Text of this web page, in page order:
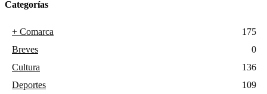
Categorías
+ Comarca
175
Breves
0
Cultura
136
Deportes
109